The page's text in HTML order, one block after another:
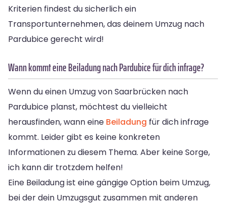
Kriterien findest du sicherlich ein
Transportunternehmen, das deinem Umzug nach
Pardubice gerecht wird!
Wann kommt eine Beiladung nach Pardubice für dich infrage?
Wenn du einen Umzug von Saarbrücken nach
Pardubice planst, möchtest du vielleicht
herausfinden, wann eine Beiladung für dich infrage
kommt. Leider gibt es keine konkreten
Informationen zu diesem Thema. Aber keine Sorge,
ich kann dir trotzdem helfen!
Eine Beiladung ist eine gängige Option beim Umzug,
bei der dein Umzugsgut zusammen mit anderen